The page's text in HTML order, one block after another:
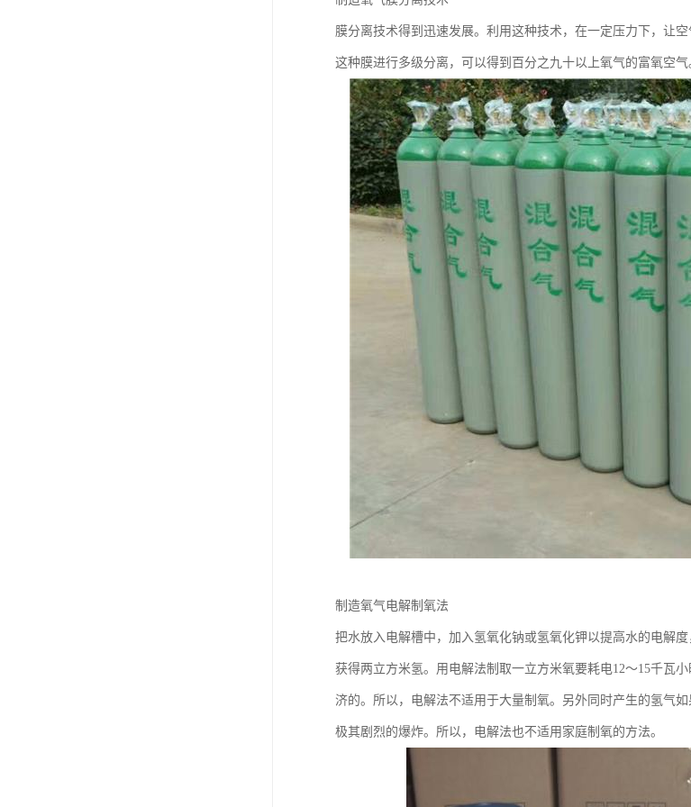
膜分离技术得到迅速发展。利用这种技术，在一定压力下，让
这种膜进行多级分离，可以得到百分之九十以上氧气的富氧空气
制造氧气电解制氧法
把水放入电解槽中，加入氢氧化钠或氢氧化钾以提高水的电解
获得两立方米氢。用电解法制取一立方米氧要耗电12～15千瓦
济的。所以，电解法不适用于大量制氧。另外同时产生的氢气
极其剧烈的爆炸。所以，电解法也不适用家庭制氧的方法。